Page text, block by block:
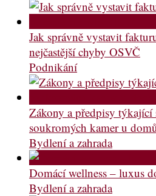
Jak správně vystavit
nejčastější chyby OSVČ
Podnikání
Zákony a předpisy týkající
soukromých kamer u
Bydlení a zahrada
Domácí wellness – luxus
Bydlení a zahrada